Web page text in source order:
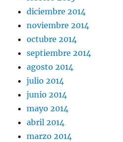
diciembre 2014
noviembre 2014
octubre 2014
septiembre 2014
agosto 2014
julio 2014
junio 2014
mayo 2014
abril 2014
marzo 2014